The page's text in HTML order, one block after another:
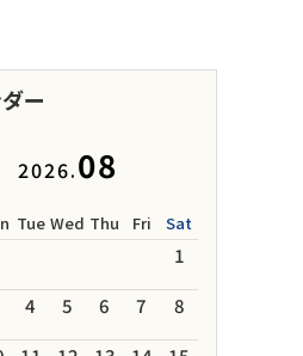
ー
2026.08
Tue Wed Thu Fri Sat
1
4 5 6 7
8